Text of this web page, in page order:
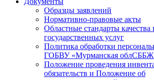
Образцы заявлений
Нормативно-правовые акты
Областные стандарты качества
государственных услуг
Политика обработки
ГОБВУ «Мурманская
Положение проведения
обязательств и Положение об